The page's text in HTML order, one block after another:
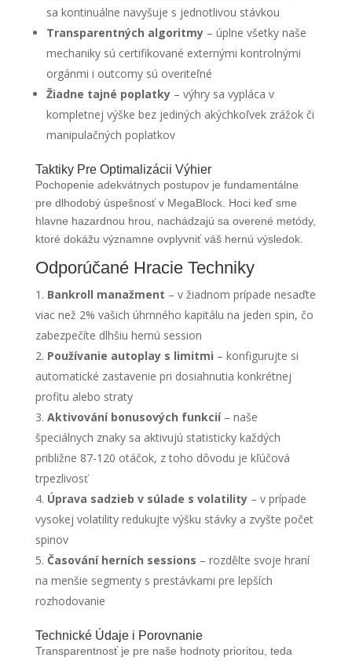
sa kontinuálne navyšuje s jednotlivou stávkou
Transparentných algoritmy– úplne všetky naše
mechaniky sú certifikované externými kontrolnými
orgánmi i outcomy sú overiteľné
Žiadne tajné poplatky– výhry sa vypláca v
kompletnej výške bez jediných akýchkoľvek zrážok či
manipulačných poplatkov
Taktiky Pre Optimalizácii Výhier
Pochopenie adekvátnych postupov je fundamentálne
pre dlhodobý úspešnosť v MegaBlock. Hoci keď sme
hlavne hazardnou hrou, nachádzajú sa overené metódy,
ktoré dokážu významne ovplyvniť váš hernú výsledok.
Odporúčané Hracie Techniky
Bankroll manažment – v žiadnom prípade nesaďte
viac než 2% vašich úhrnného kapitálu na jeden spin, čo
zabezpečíte dlhšiu hernú session
Používanie autoplay s limitmi – konfigurujte si
automatické zastavenie pri dosiahnutia konkrétnej
profitu alebo straty
Aktivování bonusových funkcií– naše
špeciálnych znaky sa aktivujú statisticky každých
približne 87-120 otáčok, z toho dôvodu je kľúčová
trpezlivosť
Úprava sadzieb v súlade s volatility– v prípade
vysokej volatility redukujte výšku stávky a zvyšte počet
spinov
Časování herních sessions – rozdělte svoje hraní
na menšie segmenty s prestávkami pre lepších
rozhodovanie
Technické Údaje i Porovnanie
Transparentnosť je pre naše hodnoty prioritou, teda